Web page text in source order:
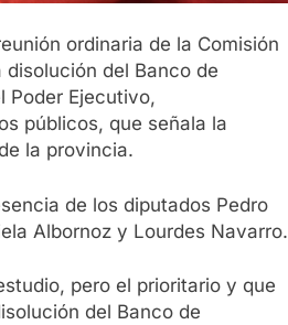
ordinaria de la Comisión
del Banco de
Poder Ejecutivo,
públicos, que señala la
la provincia.
de los diputados Pedro
Albornoz y Lourdes Navarro.
pero el prioritario y que
del Banco de